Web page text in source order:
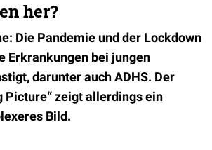
her?
Die Pandemie und der Lockdown
Erkrankungen bei jungen
darunter auch ADHS. Der
Picture“ zeigt allerdings ein
Bild.